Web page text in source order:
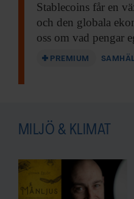
Stablecoins får en
och den globala
oss om vad pengar
PREMIUM
MILJÖ & KLIMAT